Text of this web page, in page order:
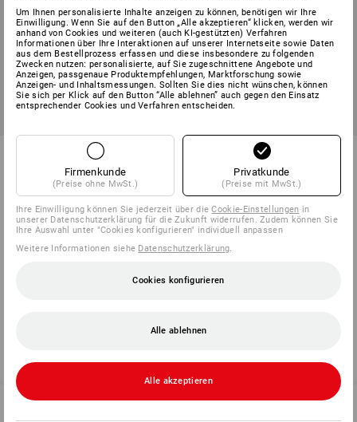
Aramid-Strickhandschuhe Safe
Variante
ab 7,19 €
(m. MwSt.) ab 120 Paar
Aramid-Strickhandschuhe
Variante
ab 11,99 €
(m. MwSt.) ab 60 Paar
Sie haben sich bereits 6 von 6 Artikeln angesehen.
Um Ihnen personalisierte Inhalte anzeigen zu können, benötigen wir Ihre
Einwilligung. Wenn Sie auf den Button „Alle akzeptieren“ klicken, werden wir
anhand von Cookies und weiteren (auch KI-gestützten) Verfahren
Informationen über Ihre Interaktionen auf unserer Internetseite sowie Daten
aus dem Bestellprozess erfassen und diese insbesondere zu folgenden
Zwecken nutzen: personalisierte, auf Sie zugeschnittene Angebote und
Anzeigen, passgenaue Produktempfehlungen, Marktforschung sowie
Anzeigen- und Inhaltsmessungen. Sollten Sie dies nicht wünschen, können
Sie sich per Klick auf den Button “Alle ablehnen” auch gegen den Einsatz
entsprechender Cookies und Verfahren entscheiden.
Firmenkunde
(Preise ohne MwSt.)
Privatkunde
(Preise mit MwSt.)
Ihre Einwilligung können Sie jederzeit über dieCookie-Einstellungen in
unserer Datenschutzerklärung für die Zukunft widerrufen. Zudem können Sie
Ihre Auswahl unter "Cookies konfigurieren" individuell anpassen
Weitere Informationen siehe Datenschutzerklärung
Cookies konfigurieren
Alle ablehnen
Alle akzeptieren